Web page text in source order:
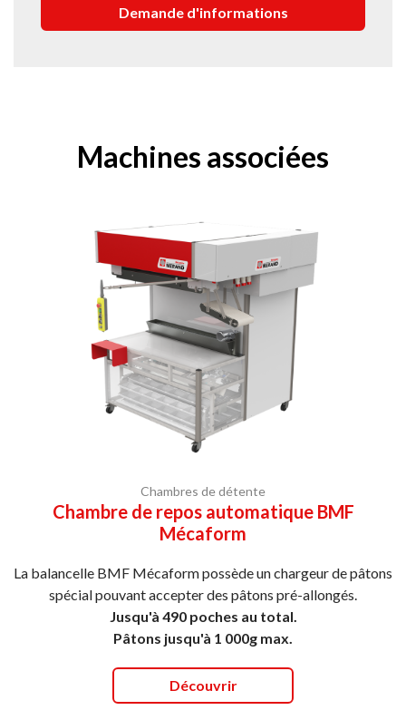
Machines associées
Chambres de détente
Chambre de repos automatique BMF
Mécaform
La balancelle BMF Mécaform possède un chargeur de pâtons
spécial pouvant accepter des pâtons pré-allongés.
Jusqu'à 490 poches au total.
Pâtons jusqu'à 1 000g max.
Découvrir